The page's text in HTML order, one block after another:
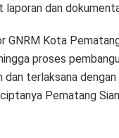
dan
GNRM Kota
proses
terlaksana
Pematang